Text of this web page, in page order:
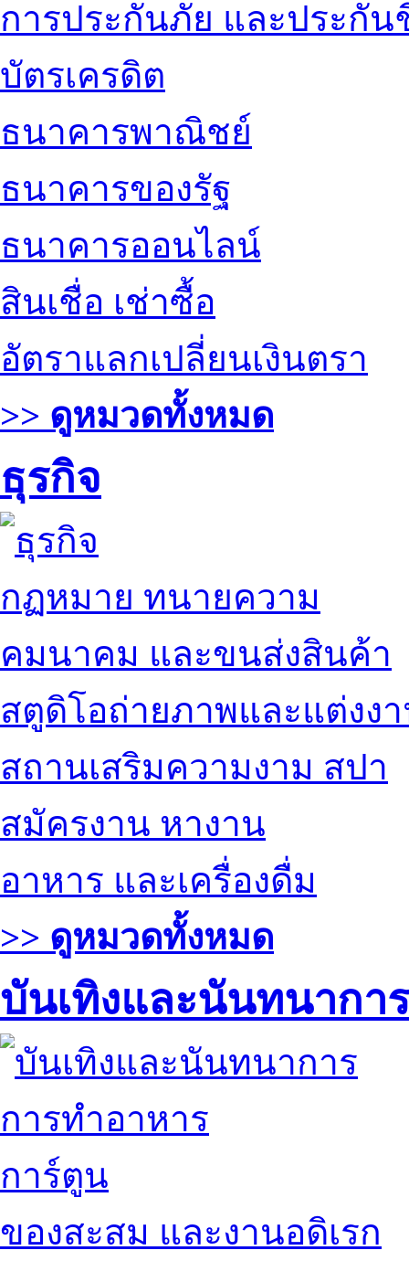
การประกันภัย และประกัน
บัตรเครดิต
ธนาคารพาณิชย์
ธนาคารของรัฐ
ธนาคารออนไลน์
สินเชื่อ เช่าซื้อ
อัตราแลกเปลี่ยนเงินตรา
>> ดูหมวดทั้งหมด
ธุรกิจ
กฏหมาย ทนายความ
คมนาคม และขนส่งสินค้า
สตูดิโอถ่ายภาพและแต่งง
สถานเสริมความงาม สปา
สมัครงาน หางาน
อาหาร และเครื่องดื่ม
>> ดูหมวดทั้งหมด
บันเทิงและนันทนาการ
การทำอาหาร
การ์ตูน
ของสะสม และงานอดิเรก